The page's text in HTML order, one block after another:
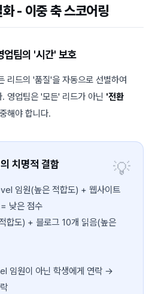
- 이중 축 스코어링
업팀의 '시간' 보호
리드의 '품질'을 자동으로 선별하여
영업팀은 '모든' 리드가 아닌 '전환
해야 합니다.
치명적 결함
임원(높은 적합도) + 웹사이트
낮은 점수
합도) + 블로그 10개 읽음(높은
임원이 아닌 학생에게 연락 →